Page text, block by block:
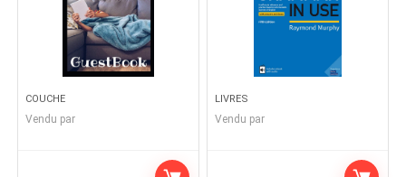
COUCHE
Vendu par
LIVRES
Vendu par